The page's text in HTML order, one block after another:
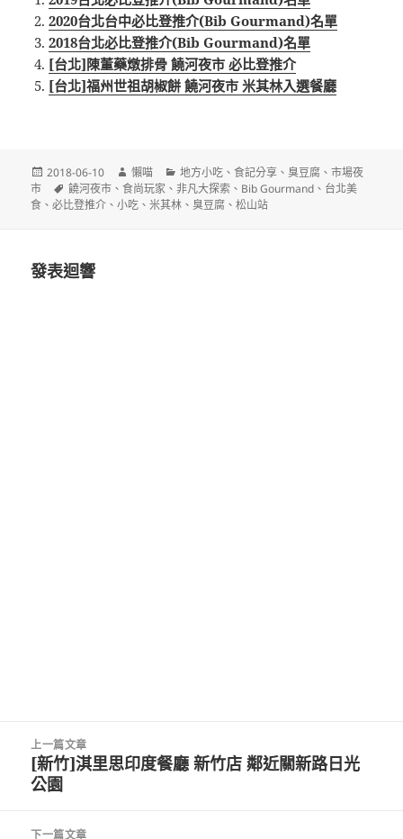
2020台北台中必比登推介(Bib Gourmand)名單
2018台北必比登推介(Bib Gourmand)名單
[台北]陳董藥燉排骨 饒河夜市 必比登推介
[台北]福州世祖胡椒餅 饒河夜市 米其林入選餐廳
發
佈
日
2018-06-10
作
者
懶喵
分
類
地方小吃 、食記分享 、 臭豆腐 、市場夜
市
標
籤
饒河夜市 、食尚玩家 、非凡大探索 、 Bib Gourmand 、 台北美
食 、必比登推介 、小吃 、米其林 、 臭豆腐 、松山站
發表迴響
上一篇文章
上
一
文
[新竹]淇里思印度餐廳 新竹店 鄰近關新路日光
公園
下一篇文章